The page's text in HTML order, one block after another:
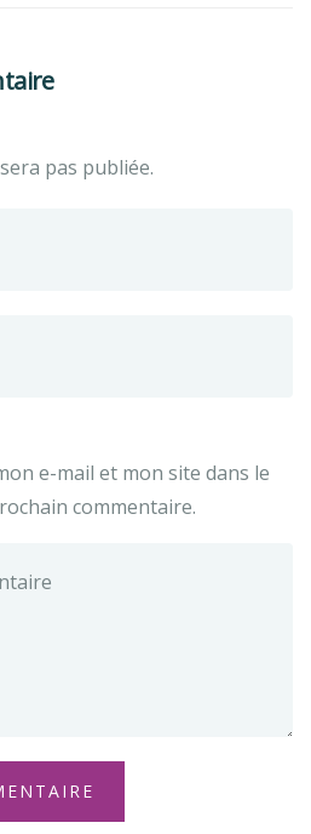
pas publiée.
e-mail et mon site dans le
commentaire.